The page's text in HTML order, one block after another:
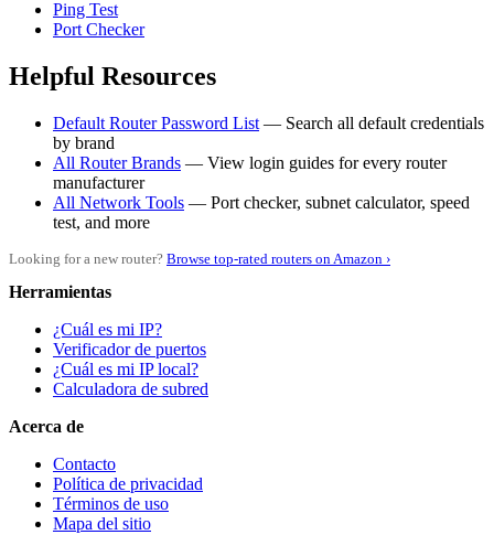
Ping Test
Port Checker
Helpful Resources
Default Router Password List — Search all default credentials
by brand
All Router Brands — View login guides for every router
manufacturer
All Network Tools — Port checker, subnet calculator, speed
test, and more
Looking for a new router? Browse top-rated routers on Amazon ›
Herramientas
¿Cuál es mi IP?
Verificador de puertos
¿Cuál es mi IP local?
Calculadora de subred
Acerca de
Contacto
Política de privacidad
Términos de uso
Mapa del sitio